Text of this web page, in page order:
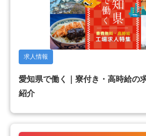
求人情報
愛知県で働く｜寮付き・高時給の
紹介